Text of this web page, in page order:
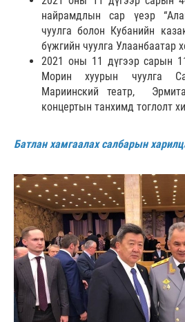
найрамдлын сар үеэр
чуулга болон Кубанийн
бүжгийн чуулга Улаанбаатар
2021 оны 11 дүгээр сарын
Морин хуурын чуулга
Мариинский театр,
концертын танхимд тоглолт
Батлан хамгаалах салбарын